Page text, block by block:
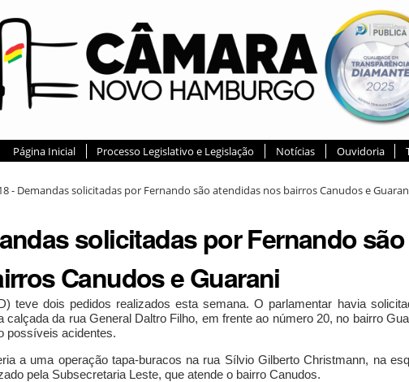
Página Inicial Processo Legislativo e Legislação Notícias Ouvidoria
- Demandas solicitadas por Fernando são atendidas nos bairros Canudos e
solicitadas por Fernando são
Canudos e Guarani
teve dois pedidos realizados esta semana. O parlamentar havia
calçada da rua General Daltro Filho, em frente ao número 20, no bairro
possíveis acidentes.
a uma operação tapa-buracos na rua Sílvio Gilberto Christmann, na
pela Subsecretaria Leste, que atende o bairro Canudos.